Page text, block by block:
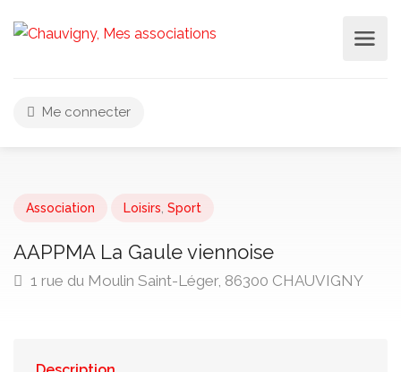
Me connecter
Association Loisirs Sport
AAPPMA La Gaule viennoise
1 rue du Moulin Saint-Léger, 86300 CHAUVIGNY